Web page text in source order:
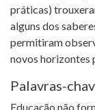
práticas)
alguns dos
permitiram
novos horizontes
Palavras-
Educação não